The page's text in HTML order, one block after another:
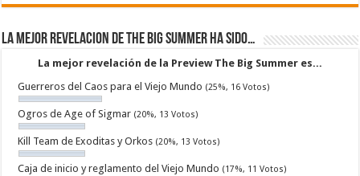
La mejor revelacion de The Big Summer ha sido…
La mejor revelación de la Preview The Big Summer es...
Guerreros del Caos para el Viejo Mundo (25%, 16 Votos)
Ogros de Age of Sigmar (20%, 13 Votos)
Kill Team de Exoditas y Orkos (20%, 13 Votos)
Caja de inicio y reglamento del Viejo Mundo (17%, 11 Votos)